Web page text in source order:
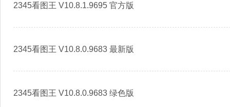
2345看图王 V10.8.1.9695 官方版
2345看图王 V10.8.0.9683 最新版
2345看图王 V10.8.0.9683 绿色版